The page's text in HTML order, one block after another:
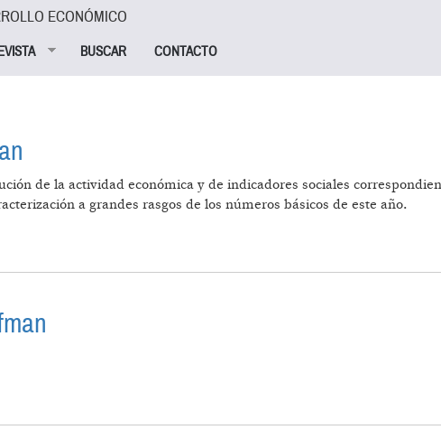
ECONÓMICO
BUSCAR CONTACTO
de la actividad económica y de indicadores sociales
a grandes rasgos de los números básicos de este año.